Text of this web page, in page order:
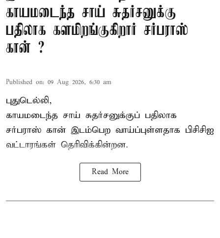
காயமடைந்த சாய் சுதர்சனுக்கு
பதிலாக களமிறங்குகிறார் சர்பராஸ்
கான் ?
Published on: 09 Aug 2026, 6:30 am
புதுடெல்லி,
காயமடைந்த சாய் சுதர்சனுக்குப் பதிலாக
சர்பராஸ் கான் இடம்பெற வாய்ப்புள்ளதாக பிசிசிஐ
வட்டாரங்கள் தெரிவிக்கின்றன.
Read More